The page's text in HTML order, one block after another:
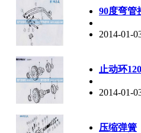
90度弯管
2014-01-
止动环
2014-01-
压缩弹簧